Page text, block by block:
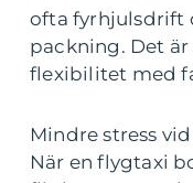
ofta fyrhjulsdrift
packning. Det
flexibilitet med
Mindre stress
När en flygtaxi